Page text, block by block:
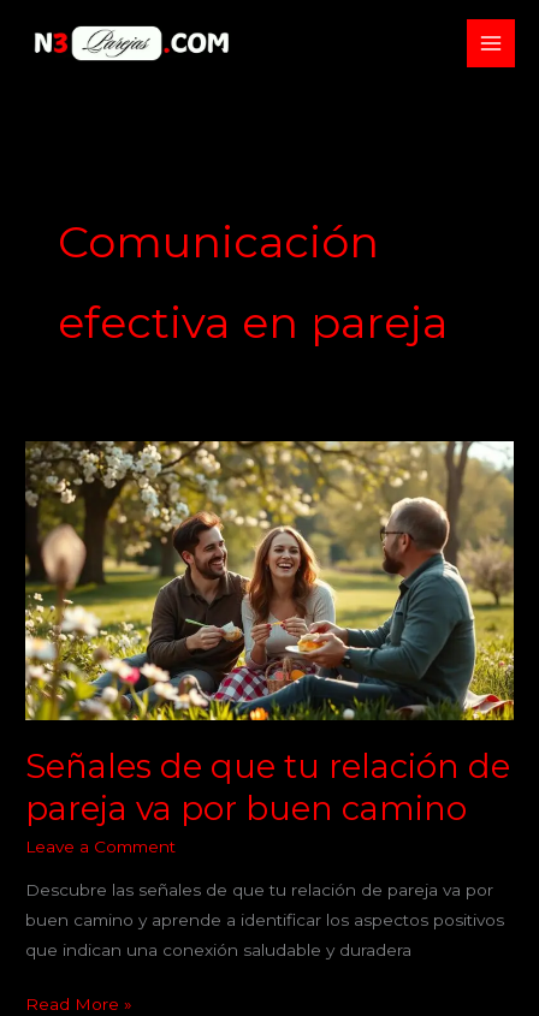
Comunicación
efectiva en pareja
Señales de que tu relación de
pareja va por buen camino
Leave a Comment
Descubre las señales de que tu relación de pareja va por
buen camino y aprende a identificar los aspectos positivos
que indican una conexión saludable y duradera
Señales
de
que
tu
relación
de
pareja
va
por
buen
camino
Read More »